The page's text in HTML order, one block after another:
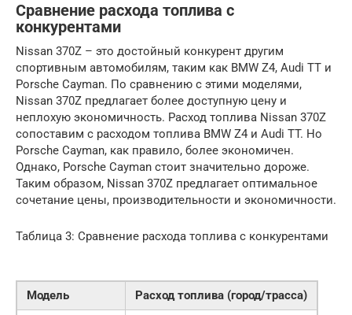
Сравнение расхода топлива с
конкурентами
Nissan 370Z – это достойный конкурент другим
спортивным автомобилям, таким как BMW Z4, Audi TT и
Porsche Cayman. По сравнению с этими моделями,
Nissan 370Z предлагает более доступную цену и
неплохую экономичность. Расход топлива Nissan 370Z
сопоставим с расходом топлива BMW Z4 и Audi TT. Но
Porsche Cayman, как правило, более экономичен.
Однако, Porsche Cayman стоит значительно дороже.
Таким образом, Nissan 370Z предлагает оптимальное
сочетание цены, производительности и экономичности.
Таблица 3: Сравнение расхода топлива с конкурентами
Модель
Расход топлива (город/трасса)